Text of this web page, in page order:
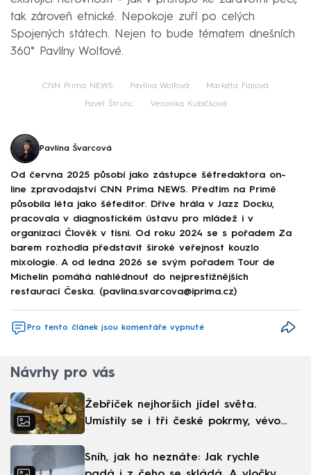
tak zároveň etnické. Nepokoje zuří po celých
Spojených státech. Nejen to bude tématem dnešních
360° Pavlíny Wolfové.
CNN Prima NEWS Pavlína Wolfová Markéta Fialová
Pavel Štrunc Veronika Kubíčková
Pavlína Švarcová
Od června 2025 působí jako zástupce šéfredaktora on-
line zpravodajství CNN Prima NEWS. Předtím na Primě
působila léta jako šéfeditor. Dříve hrála v Jazz Docku,
pracovala v diagnostickém ústavu pro mládež i v
organizaci Člověk v tísni. Od roku 2024 se s pořadem Za
barem rozhodla představit široké veřejnost kouzlo
mixologie. A od ledna 2026 se svým pořadem Tour de
Michelin pomáhá nahlédnout do nejprestižnějších
restaurací Česka. (pavlina.svarcova@iprima.cz)
Pro tento článek jsou komentáře vypnuté
Návrhy pro vás
Žebříček nejhorších jídel světa.
Umístily se i tři české pokrmy, vévodí
Sníh, jak ho neznáte: Jak rychle